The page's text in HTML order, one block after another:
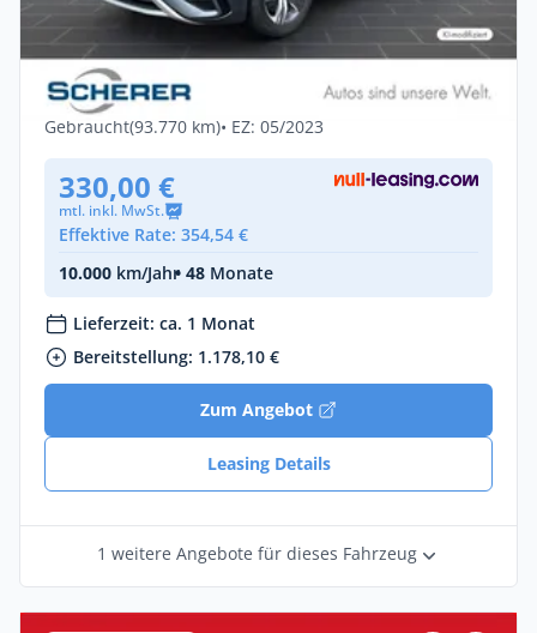
Volkswagen Tiguan Allspace 2.0 TSI
*Elegance * 4MOT. DSG Tr
Benzin •Automatik •
190 PS (140 kW)
Gebraucht(93.770 km)• EZ: 05/2023
330,00 €
mtl. inkl. MwSt.
Effektive Rate: 354,54 €
10.000 km/Jahr• 48 Monate
Lieferzeit: ca. 1 Monat
Bereitstellung: 1.178,10 €
Zum Angebot
Leasing Details
1 weitere Angebote für dieses Fahrzeug